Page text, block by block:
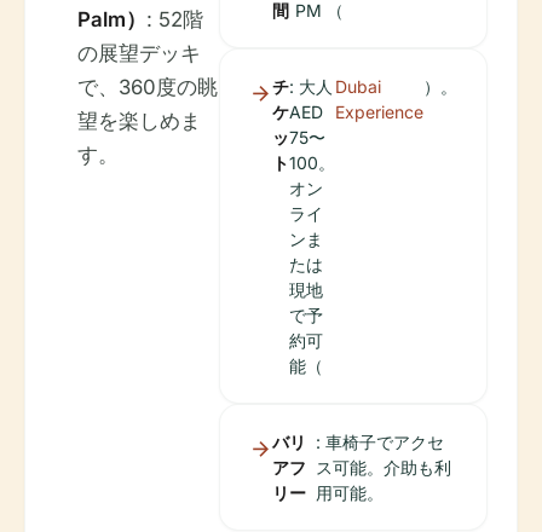
Palm） : 52階
の展望デッキ
で、360度の眺
望を楽しめま
す。
間 PM （
チ
ケ
ッ
ト
: 大人
AED
75〜
100。
オン
ライ
ンま
たは
現地
で予
約可
能（
Dubai
Experience
）。
バリ
アフ
リー
: 車椅子でアクセ
ス可能。介助も利
用可能。